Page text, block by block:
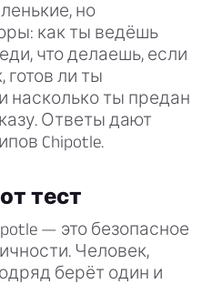
но
как ты ведёшь
что делаешь, если
готов ли ты
насколько ты предан
Ответы дают
Chipotle.
тест
— это безопасное
Человек,
берёт один и